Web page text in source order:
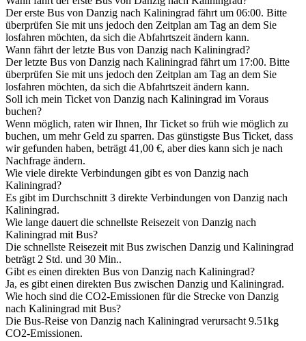
Der erste Bus von Danzig nach Kaliningrad fährt um 06:00. Bitte
überprüfen Sie mit uns jedoch den Zeitplan am Tag an dem Sie
losfahren möchten, da sich die Abfahrtszeit ändern kann.
Wann fährt der letzte Bus von Danzig nach Kaliningrad?
Der letzte Bus von Danzig nach Kaliningrad fährt um 17:00. Bitte
überprüfen Sie mit uns jedoch den Zeitplan am Tag an dem Sie
losfahren möchten, da sich die Abfahrtszeit ändern kann.
Soll ich mein Ticket von Danzig nach Kaliningrad im Voraus
buchen?
Wenn möglich, raten wir Ihnen, Ihr Ticket so früh wie möglich zu
buchen, um mehr Geld zu sparren. Das günstigste Bus Ticket, dass
wir gefunden haben, beträgt 41,00 €, aber dies kann sich je nach
Nachfrage ändern.
Wie viele direkte Verbindungen gibt es von Danzig nach
Kaliningrad?
Es gibt im Durchschnitt 3 direkte Verbindungen von Danzig nach
Kaliningrad.
Wie lange dauert die schnellste Reisezeit von Danzig nach
Kaliningrad mit Bus?
Die schnellste Reisezeit mit Bus zwischen Danzig und Kaliningrad
beträgt 2 Std. und 30 Min..
Gibt es einen direkten Bus von Danzig nach Kaliningrad?
Ja, es gibt einen direkten Bus zwischen Danzig und Kaliningrad.
Wie hoch sind die CO2-Emissionen für die Strecke von Danzig
nach Kaliningrad mit Bus?
Die Bus-Reise von Danzig nach Kaliningrad verursacht 9.51kg
CO2-Emissionen.